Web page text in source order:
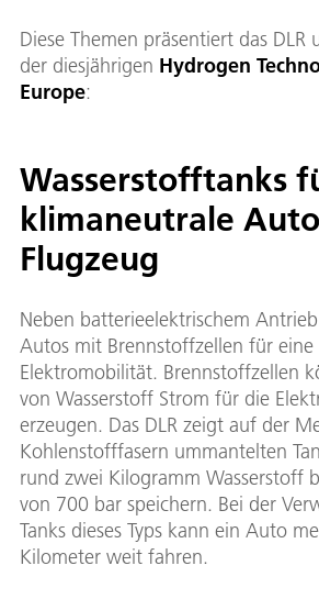
Diese Themen präsentiert das
der diesjährigen Hydrogen
Europe:
Wasserstofftanks
klimaneutrale
Flugzeug
Neben batterieelektrischem
Autos mit Brennstoffzellen für eine
Elektromobilität. Brennstoffzellen
von Wasserstoff Strom für die
erzeugen. Das DLR zeigt auf der
Kohlenstofffasern ummantelten
rund zwei Kilogramm Wasserstoff
von 700 bar speichern. Bei der
Tanks dieses Typs kann ein Auto
Kilometer weit fahren.